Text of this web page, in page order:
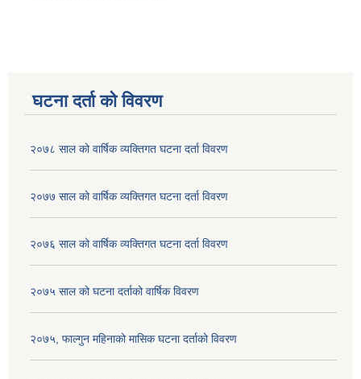
घटना दर्ता को विवरण
२०७८ साल को वार्षिक व्यक्तिगत घटना दर्ता विवरण
२०७७ साल को वार्षिक व्यक्तिगत घटना दर्ता विवरण
२०७६ साल को वार्षिक व्यक्तिगत घटना दर्ता विवरण
२०७५ साल को घटना दर्ताको वार्षिक विवरण
२०७५, फाल्गुन महिनाको मासिक घटना दर्ताको विवरण